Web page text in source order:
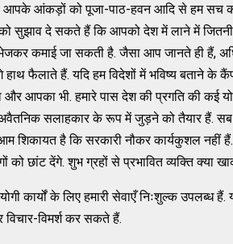
आपके आंकड़ों को पूजा-पाठ-हवन आदि से हम सच
सुझाव दे सकते हैं कि आपको देश में लाने में जितनी
कमाई जा सकती है. जैसा आप जानते ही हैं,
फैलाते हैं. यदि हम विदेशों में भविष्य बताने के
और आपका भी. हमारे पास देश की प्रगति की कई
सलाहकार के रूप में जुड़ने को तैयार हैं. सब
शिकायत है कि सरकारी नौकर कार्यकुशल नहीं
को छांट देंगे. शुभ ग्रहों से प्रभावित व्यक्ति क्या
कार्यों के लिए हमारी सेवाएँ निःशुल्क
विमर्श कर सकते हैं.